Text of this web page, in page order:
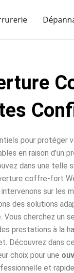
pour protéger
en raison d’un
dans une telle
coffre-fort
sur les
des solutions
cherchez un
prestations à la
Découvrez dans
choix pour une
et